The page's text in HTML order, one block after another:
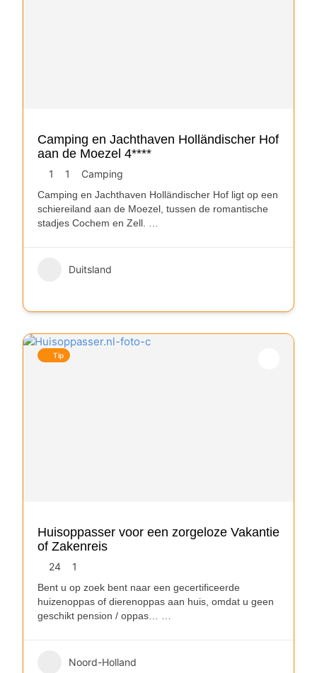
Camping en Jachthaven Holländischer Hof
aan de Moezel 4****
1 1 Camping
Camping en Jachthaven Holländischer Hof ligt op een
schiereiland aan de Moezel, tussen de romantische
stadjes Cochem en Zell.
Duitsland
Tip
Huisoppasser voor een zorgeloze Vakantie
of Zakenreis
24 1
Bent u op zoek bent naar een gecertificeerde
huizenoppas of dierenoppas aan huis, omdat u geen
geschikt pension / oppas…
Noord-Holland